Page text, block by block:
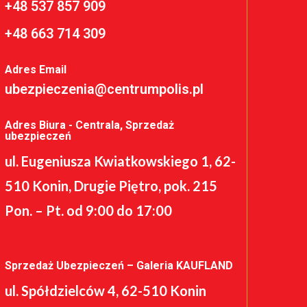
+48 537 857 909
+48 663 714 309
Adres Email
ubezpieczenia@centrumpolis.pl
Adres Biura - Centrala, Sprzedaż
ubezpieczeń
ul. Eugeniusza Kwiatkowskiego 1, 62-
510 Konin, Drugie Piętro, pok. 215
Pon. – Pt. od 9:00 do 17:00
Sprzedaż Ubezpieczeń – Galeria KAUFLAND
ul. Spółdzielców 4, 62-510 Konin